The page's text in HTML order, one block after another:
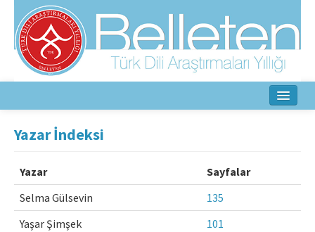
Amaç ve Kapsam
Yayın Kurulu
Yazar İndeksi
Yazar
Sayfalar
Selma Gülsevin
135
Yaşar Şimşek
101